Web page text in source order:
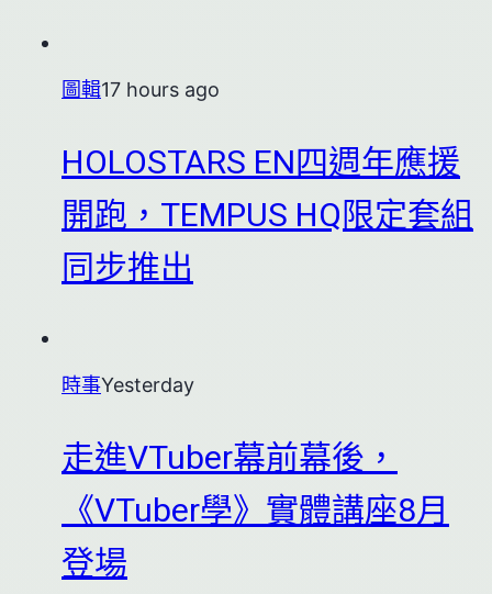
圖輯17 hours ago
HOLOSTARS EN四週年應援
開跑，TEMPUS HQ限定套組
同步推出
時事Yesterday
走進VTuber幕前幕後，
《VTuber學》實體講座8月
登場